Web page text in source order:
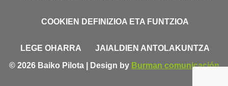
COOKIEN DEFINIZIOA ETA FUNTZIOA
LEGE OHARRA
JAIALDIEN ANTOLAKUNTZA
© 2026 Baiko Pilota | Design by Burman comunicación